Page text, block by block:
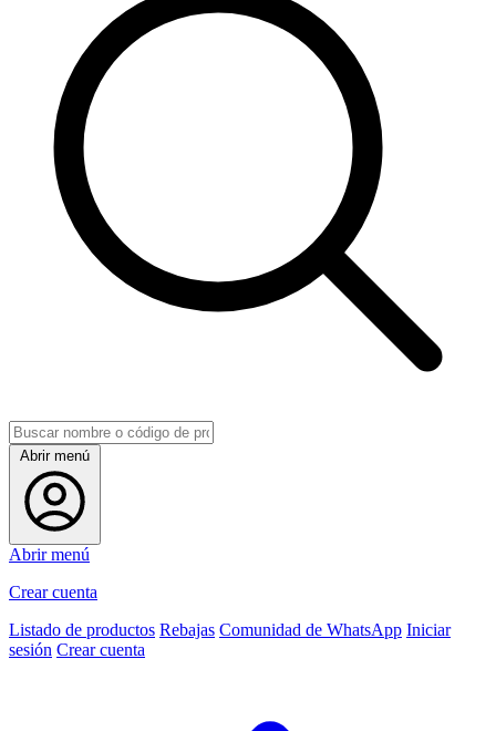
Abrir menú
Abrir menú
Crear cuenta
Listado de productos Rebajas Comunidad de WhatsApp Iniciar
sesión Crear cuenta